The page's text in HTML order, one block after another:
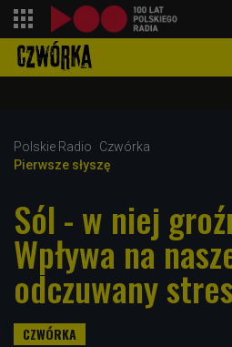
Polskie Radio
Czwórka
Pierwsze słyszę
Sól - w niej
Wpływa na
odczuwany stres